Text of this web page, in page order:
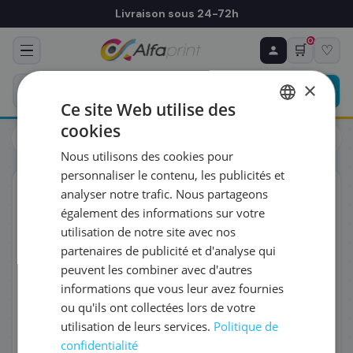
Livraison sous 24-72h
🛒
0
♡
Toners
Canon
ORIGINAL
♻ COMMANDE RÉCURRENTE
Prévoyez & économisez
Programmez votre prochain achat — notre équipe
vous prépare un devis personnalisé
RÉFÉRENCE DU PRODUIT
FRÉQUENCE
QUANTITÉ PAR LIVRAISON
DATE DE PREMIÈRE LIVRAISON SOUHAITÉE
×
Ce site Web utilise des
cookies
Nous utilisons des cookies pour
personnaliser le contenu, les publicités et
analyser notre trafic. Nous partageons
également des informations sur votre
utilisation de notre site avec nos
partenaires de publicité et d'analyse qui
peuvent les combiner avec d'autres
informations que vous leur avez fournies
ou qu'ils ont collectées lors de votre
utilisation de leurs services. Politique de
confidentialité